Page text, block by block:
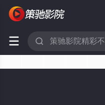
 